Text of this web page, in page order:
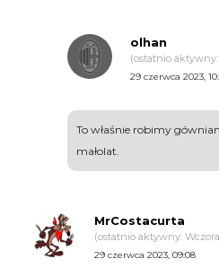
olhan
(ostatnio
29 czerwca 2023,
To właśnie robimy
małolat.
MrCostacurta
(ostatnio aktywny:
29 czerwca 2023, 09:08